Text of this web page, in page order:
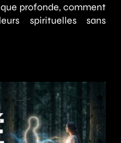
profonde, comment
spirituelles sans